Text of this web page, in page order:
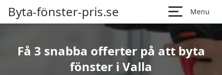
Byta-fönster-pris.se Menu
Få 3 snabba offerter på att byta
fönster i Valla